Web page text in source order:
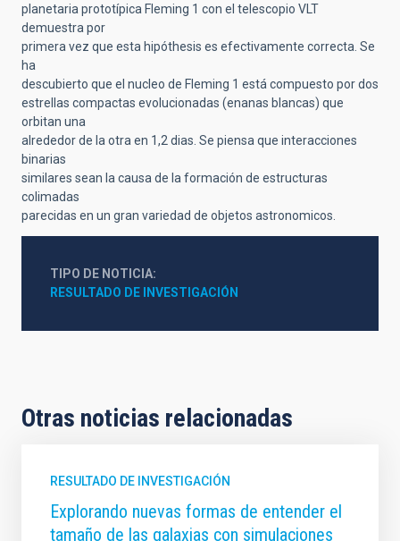
planetaria prototípica Fleming 1 con el telescopio VLT
demuestra por
primera vez que esta hipóthesis es efectivamente correcta. Se
ha
descubierto que el nucleo de Fleming 1 está compuesto por dos
estrellas compactas evolucionadas (enanas blancas) que
orbitan una
alrededor de la otra en 1,2 dias. Se piensa que interacciones
binarias
similares sean la causa de la formación de estructuras
colimadas
parecidas en un gran variedad de objetos astronomicos.
TIPO DE NOTICIA
RESULTADO DE INVESTIGACIÓN
Otras noticias relacionadas
RESULTADO DE INVESTIGACIÓN
Explorando nuevas formas de entender el
tamaño de las galaxias con simulaciones